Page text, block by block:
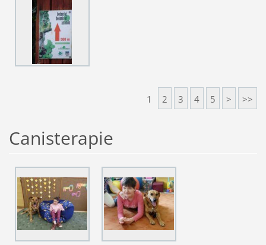
1 2 3 4 5 > >>
Canisterapie